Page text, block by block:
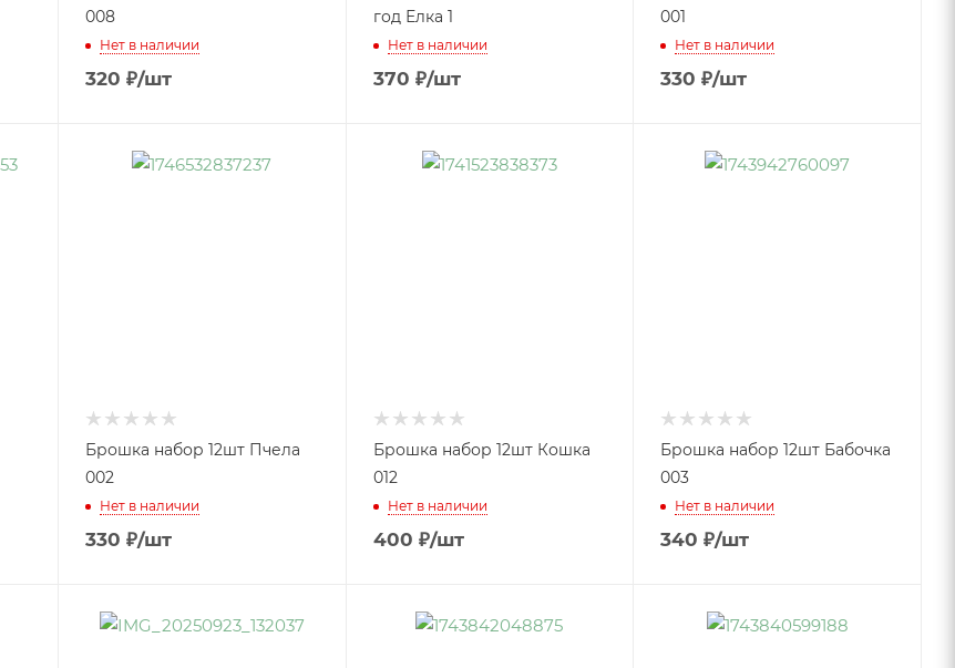
008
Нет в наличии
320 ₽/шт
год Елка 1
Нет в наличии
370 ₽/шт
001
Нет в наличии
330 ₽/шт
Брошка набор 12шт Пчела
002
Нет в наличии
330 ₽/шт
Брошка набор 12шт Кошка
012
Нет в наличии
400 ₽/шт
Брошка набор 12шт Бабочка
003
Нет в наличии
340 ₽/шт